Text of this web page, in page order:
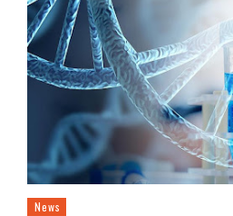
News